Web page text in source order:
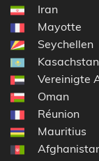
Iran
Mayotte
Seychellen
Kasachstan
Vereinigte
Oman
Réunion
Mauritius